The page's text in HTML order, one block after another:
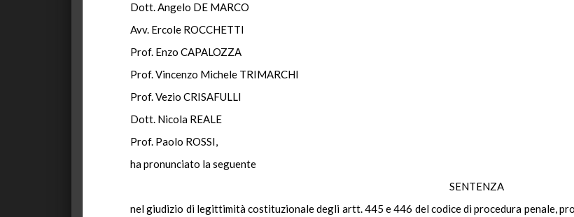
Dott. Angelo DE MARCO
Avv. Ercole ROCCHETTI
Prof. Enzo CAPALOZZA
Prof. Vincenzo Michele TRIMARCHI
Prof. Vezio CRISAFULLI
Dott. Nicola REALE
Prof. Paolo ROSSI,
ha pronunciato la seguente
SENTENZA
nel giudizio di legittimità costituzionale degli artt. 445 e 446 del codice di procedura penale,